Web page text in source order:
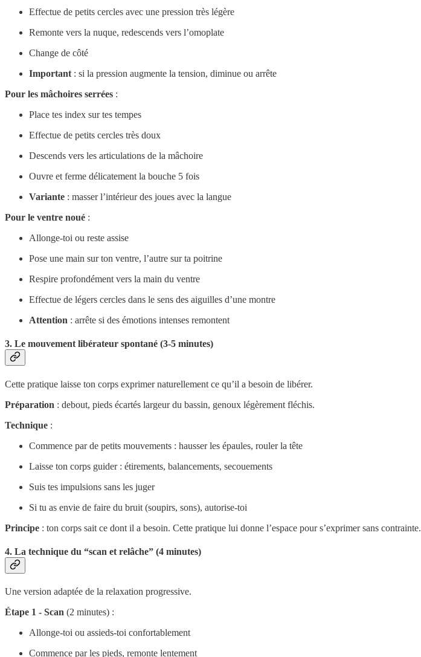
Effectue de petits cercles avec une pression très légère
Remonte vers la nuque, redescends vers l’omoplate
Change de côté
Important : si la pression augmente la tension, diminue ou arrête
Pour les mâchoires serrées :
Place tes index sur tes tempes
Effectue de petits cercles très doux
Descends vers les articulations de la mâchoire
Ouvre et ferme délicatement la bouche 5 fois
Variante : masser l’intérieur des joues avec la langue
Pour le ventre noué :
Allonge-toi ou reste assise
Pose une main sur ton ventre, l’autre sur ta poitrine
Respire profondément vers la main du ventre
Effectue de légers cercles dans le sens des aiguilles d’une montre
Attention : arrête si des émotions intenses remontent
3. Le mouvement libérateur spontané (3-5 minutes)
Cette pratique laisse ton corps exprimer naturellement ce qu’il a besoin de libérer.
Préparation : debout, pieds écartés largeur du bassin, genoux légèrement fléchis.
Technique :
Commence par de petits mouvements : hausser les épaules, rouler la tête
Laisse ton corps guider : étirements, balancements, secouements
Suis tes impulsions sans les juger
Si tu as envie de faire du bruit (soupirs, sons), autorise-toi
Principe : ton corps sait ce dont il a besoin. Cette pratique lui donne l’espace pour s’exprimer sans contrainte.
4. La technique du “scan et relâche” (4 minutes)
Une version adaptée de la relaxation progressive.
Étape 1 - Scan (2 minutes) :
Allonge-toi ou assieds-toi confortablement
Commence par les pieds, remonte lentement